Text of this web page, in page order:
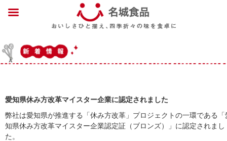
愛知県休み方改革マイスター企業に認定されました
弊社は愛知県が推進する「休み方改革」プロジェクトの一環である「
知県休み方改革マイスター企業認定証（ブロンズ）」に認定されまし
た。